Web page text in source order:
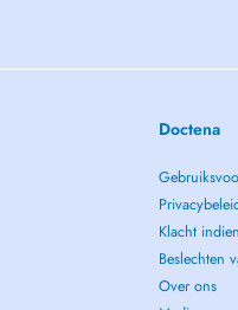
Doctena
Klacht
Beslechten
Over ons